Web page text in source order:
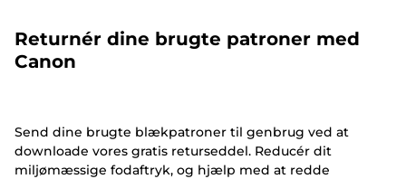
Returnér dine brugte patroner med
Canon
Send dine brugte blækpatroner til genbrug ved at
downloade vores gratis returseddel. Reducér dit
miljømæssige fodaftryk, og hjælp med at redde